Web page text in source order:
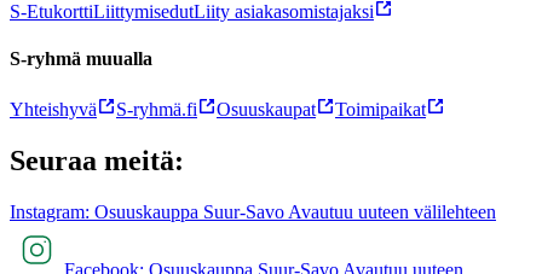
S-EtukorttiLiittymisedutLiity asiakasomistajaksi
S-ryhmä muualla
Yhteishyvä S-ryhmä.fi Osuuskaupat Toimipaikat
Seuraa meitä:
Instagram: Osuuskauppa Suur-Savo Avautuu uuteen välilehteen
Facebook: Osuuskauppa Suur-Savo Avautuu uuteen